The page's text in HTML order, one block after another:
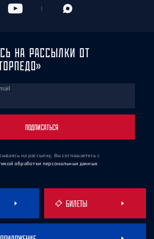
НА РАССЫЛКИ ОТ
ПОДПИСАТЬСЯ
на рассылку, Вы соглашаетесь с
обработки персональных данных
БИЛЕТЫ